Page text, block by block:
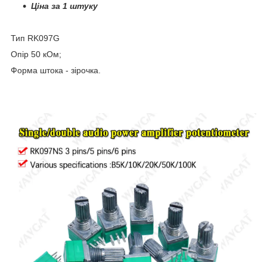
Ціна за 1 штуку
Тип RK097G
Опір 50 кОм;
Форма штока - зірочка.